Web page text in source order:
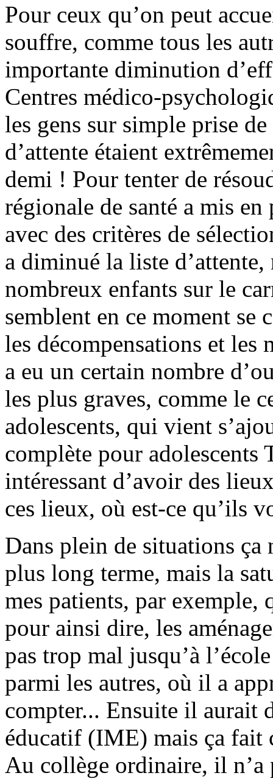
Pour ceux qu’on peut
souffre, comme tous les
importante diminution
Centres médico-
les gens sur simple prise
d’attente étaient
demi ! Pour tenter de
régionale de santé a mis en
avec des critères de
a diminué la liste d’attente,
nombreux enfants sur le
semblent en ce moment se
les décompensations et
a eu un certain nombre
les plus graves, comme le
adolescents, qui vient
complète pour adolescents
intéressant d’avoir des
ces lieux, où est-ce qu’ils
Dans plein de situations ça
plus long terme, mais la
mes patients, par
pour ainsi dire, les
pas trop mal jusqu’à
parmi les autres, où il a
compter... Ensuite il aurait
éducatif (IME) mais ça fait
Au collège ordinaire, il n’a